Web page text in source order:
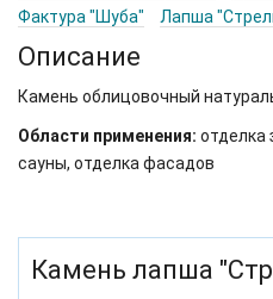
Фактура "Шуба"
Лапша
Описание
Камень облицовочный
Области применения: отделка
сауны, отделка фасадов
Камень лапша